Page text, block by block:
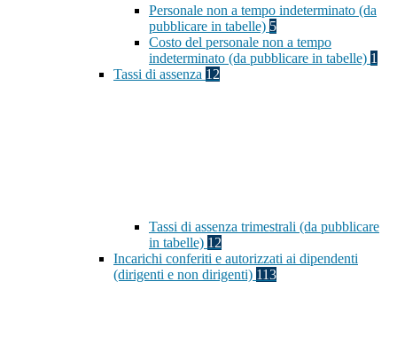
Personale non a tempo indeterminato (da
pubblicare in tabelle) 5
Costo del personale non a tempo
indeterminato (da pubblicare in tabelle) 1
Tassi di assenza 12
Tassi di assenza trimestrali (da pubblicare
in tabelle) 12
Incarichi conferiti e autorizzati ai dipendenti
(dirigenti e non dirigenti) 113